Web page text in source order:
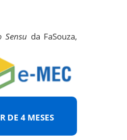
Sensu da FaSouza,
DE 4 MESES